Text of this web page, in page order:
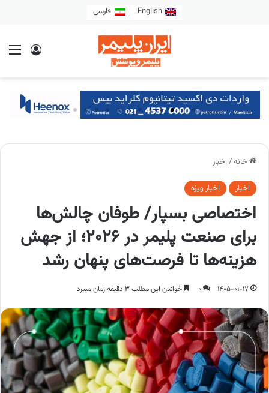
English فارسی
خانه/ اخبار
اخبار اخبار ویژه
اختصاصی بسپار/ طوفان چالش‌ها
برای صنعت پلیمر در 2026؛ از جهش
هزینه‌ها تا فرصت‌های پنهان رشد
1405-01-17
0 خواندن این مطلب 3 دقیقه زمان میبرد